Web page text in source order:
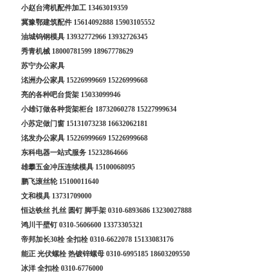
小赵台湾机配件加工 13463019359
冀豫鄂建筑配件 15614092888 15903105552
油城钨钢模具 13932772966 13932726345
秀青机械 18000781599 18967778629
苏宁办公家具
洺洲办公家具 15226999669 15226999668
亮的各种吧台货架 15033099946
小雄订做各种货架柜台 18732060278 15227999634
小苏定做门窗 15131073238 16632062181
洺发办公家具 15226999669 15226999668
东科电器一站式服务 15232864666
雄攀五金冲压连续模具 15100068095
鹏飞滚丝轮 15100011640
文和模具 13731709000
恒达铁丝 扎丝 圆钉 脚手架 0310-6893686 13230027888
鸿川干壁钉 0310-5606600 13373305321
帝邦加长30栓 全扣栓 0310-6622078 15133083176
能正 光伏螺栓 热镀锌螺母 0310-6995185 18603209550
冰洋 全扣栓 0310-6776000